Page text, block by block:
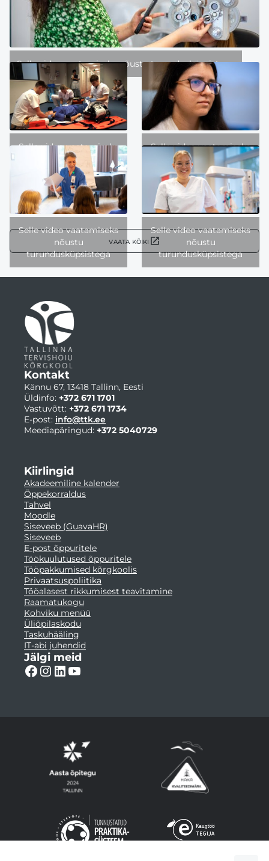
Selle video vaatamiseks nõustu turundusküpsistega
Selle video vaatamiseks
nõustu
turundusküpsistega
Selle video vaatamiseks
nõustu
turundusküpsistega
Selle video vaatamiseks
nõustu
turundusküpsistega
Selle video vaatamiseks
nõustu
turundusküpsistega
vaata kõiki
Kontakt
Kännu 67, 13418 Tallinn, Eesti
Üldinfo: +372 671 1701
Vastuvõtt: +372 671 1734
E-post: info@ttk.ee
Meediapäringud: +372 5040729
Kiirlingid
Akadeemiline kalender
Õppekorraldus
Tahvel
Moodle
Siseveeb (GuavaHR)
Siseveeb
E-post õppuritele
Töökuulutused õppuritele
Tööpakkumised kõrgkoolis
Privaatsuspoliitika
Tööalasest rikkumisest teavitamine
Raamatukogu
Kohviku menüü
Üliõpilaskodu
Taskuhääling
IT-abi juhendid
Jälgi meid